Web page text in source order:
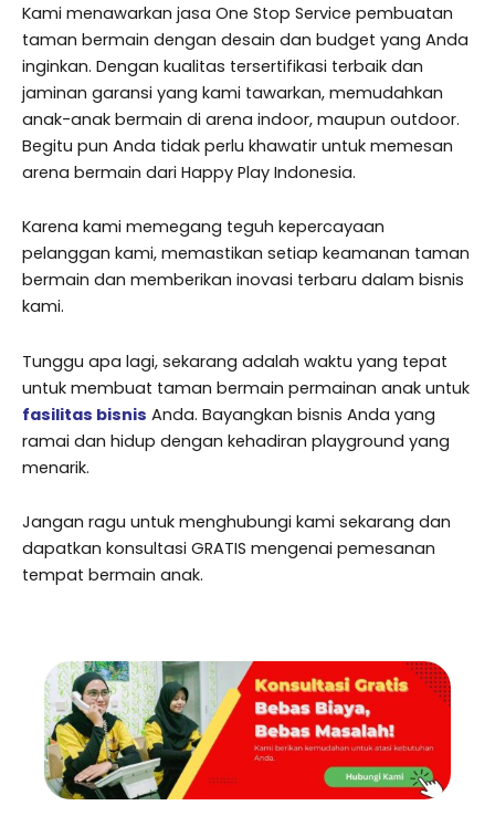
Kami menawarkan jasa One Stop Service pembuatan
taman bermain dengan desain dan budget yang Anda
inginkan. Dengan kualitas tersertifikasi terbaik dan
jaminan garansi yang kami tawarkan, memudahkan
anak-anak bermain di arena indoor, maupun outdoor.
Begitu pun Anda tidak perlu khawatir untuk memesan
arena bermain dari Happy Play Indonesia.
Karena kami memegang teguh kepercayaan
pelanggan kami, memastikan setiap keamanan taman
bermain dan memberikan inovasi terbaru dalam bisnis
kami.
Tunggu apa lagi, sekarang adalah waktu yang tepat
untuk membuat taman bermain permainan anak untuk
fasilitas bisnis Anda. Bayangkan bisnis Anda yang
ramai dan hidup dengan kehadiran playground yang
menarik.
Jangan ragu untuk menghubungi kami sekarang dan
dapatkan konsultasi GRATIS mengenai pemesanan
tempat bermain anak.